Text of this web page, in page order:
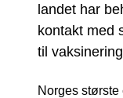
landet har
kontakt med
til
Norges største